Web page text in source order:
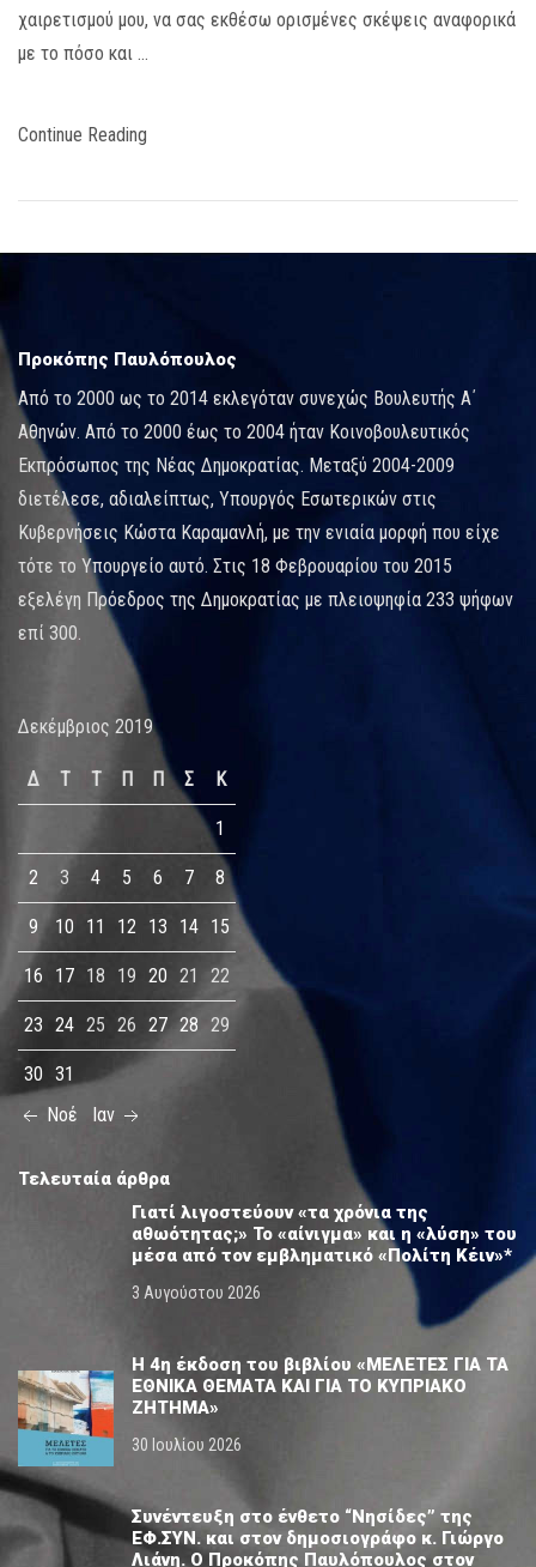
χαιρετισμού μου, να σας εκθέσω ορισμένες σκέψεις αναφορικά
με το πόσο και …
Continue Reading
Προκόπης Παυλόπουλος
Από το 2000 ως το 2014 εκλεγόταν συνεχώς Βουλευτής Α΄
Αθηνών. Από το 2000 έως το 2004 ήταν Κοινοβουλευτικός
Εκπρόσωπος της Νέας Δημοκρατίας. Μεταξύ 2004-2009
διετέλεσε, αδιαλείπτως, Υπουργός Εσωτερικών στις
Κυβερνήσεις Κώστα Καραμανλή, με την ενιαία μορφή που είχε
τότε το Υπουργείο αυτό. Στις 18 Φεβρουαρίου του 2015
εξελέγη Πρόεδρος της Δημοκρατίας με πλειοψηφία 233 ψήφων
επί 300.
Δεκέμβριος 2019
Δ Τ Τ Π Π Σ Κ
1
2 3 4 5 6 7 8
9 10 11 12 13 14 15
16 17 18 19 20 21 22
23 24 25 26 27 28 29
30 31
Νοέ
Ιαν
Τελευταία άρθρα
Γιατί λιγοστεύουν «τα χρόνια της
αθωότητας;» Το «αίνιγμα» και η «λύση» του
μέσα από τον εμβληματικό «Πολίτη Κέιν»*
3 Αυγούστου 2026
Η 4η έκδοση του βιβλίου «ΜΕΛΕΤΕΣ ΓΙΑ ΤΑ
ΕΘΝΙΚΑ ΘΕΜΑΤΑ ΚΑΙ ΓΙΑ ΤΟ ΚΥΠΡΙΑΚΟ
ΖΗΤΗΜΑ»
30 Ιουλίου 2026
Συνέντευξη στο ένθετο “Νησίδες” της
ΕΦ.ΣΥΝ. και στον δημοσιογράφο κ. Γιώργο
Λιάνη. Ο Προκόπης Παυλόπουλος στον